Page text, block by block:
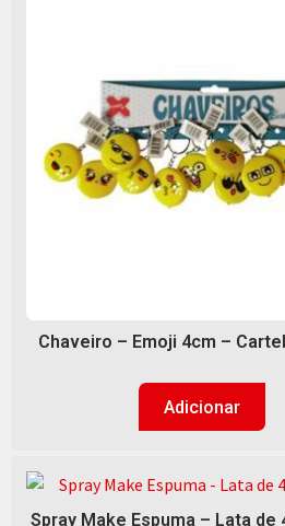
Chaveiro – Emoji 4cm –
Adicionar
Spray Make Espuma – Lata de